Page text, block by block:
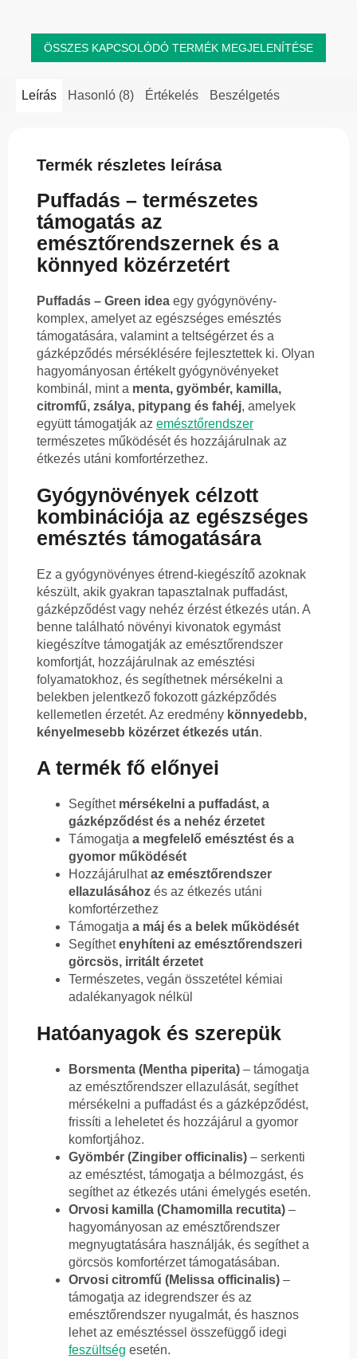
ÖSSZES KAPCSOLÓDÓ TERMÉK MEGJELENÍTÉSE
Leírás Hasonló (8) Értékelés Beszélgetés
Termék részletes leírása
Puffadás – természetes
támogatás az
emésztőrendszernek és a
könnyed közérzetért
Puffadás – Green idea egy gyógynövény-
komplex, amelyet az egészséges emésztés
támogatására, valamint a teltségérzet és a
gázképződés mérséklésére fejlesztettek ki. Olyan
hagyományosan értékelt gyógynövényeket
kombinál, mint a menta, gyömbér, kamilla,
citromfű, zsálya, pitypang és fahéj, amelyek
együtt támogatják az emésztőrendszer
természetes működését és hozzájárulnak az
étkezés utáni komfortérzethez.
Gyógynövények célzott
kombinációja az egészséges
emésztés támogatására
Ez a gyógynövényes étrend-kiegészítő azoknak
készült, akik gyakran tapasztalnak puffadást,
gázképződést vagy nehéz érzést étkezés után. A
benne található növényi kivonatok egymást
kiegészítve támogatják az emésztőrendszer
komfortját, hozzájárulnak az emésztési
folyamatokhoz, és segíthetnek mérsékelni a
belekben jelentkező fokozott gázképződés
kellemetlen érzetét. Az eredmény könnyedebb,
kényelmesebb közérzet étkezés után.
A termék fő előnyei
Segíthet mérsékelni a puffadást, a
gázképződést és a nehéz érzetet
Támogatja a megfelelő emésztést és a
gyomor működését
Hozzájárulhataz emésztőrendszer
ellazulásához és az étkezés utáni
komfortérzethez
Támogatja a máj és a belek működését
Segíthetenyhíteni az emésztőrendszeri
görcsös, irritált érzetet
Természetes, vegán összetétel kémiai
adalékanyagok nélkül
Hatóanyagok és szerepük
Borsmenta (Mentha piperita) – támogatja
az emésztőrendszer ellazulását, segíthet
mérsékelni a puffadást és a gázképződést,
frissíti a leheletet és hozzájárul a gyomor
komfortjához.
Gyömbér (Zingiber officinalis) – serkenti
az emésztést, támogatja a bélmozgást, és
segíthet az étkezés utáni émelygés esetén.
Orvosi kamilla (Chamomilla recutita) –
hagyományosan az emésztőrendszer
megnyugtatására használják, és segíthet a
görcsös komfortérzet támogatásában.
Orvosi citromfű (Melissa officinalis) –
támogatja az idegrendszer és az
emésztőrendszer nyugalmát, és hasznos
lehet az emésztéssel összefüggő idegi
feszültség esetén.